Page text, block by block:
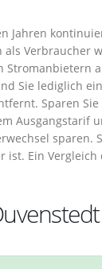
Jahren
Verbraucher
Sie lediglich
Sparen
Ausgangstarif
ist. Ein Vergleich